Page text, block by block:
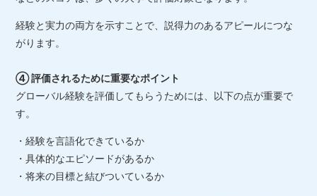
経験と実力の両方を示すことで、説得力のあるアピールにつな
がります。
④ 評価されるために重要なポイント
グローバル経験を評価してもらうためには、以下の点が重要で
す。
・経験を言語化できているか
・具体的なエピソードがあるか
・将来の目標と結びついているか